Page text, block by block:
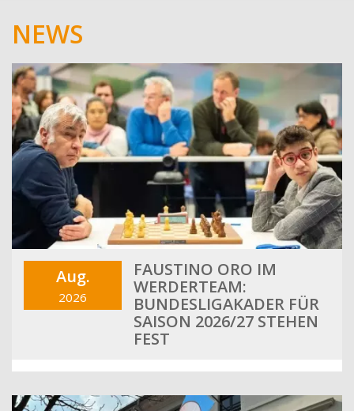
NEWS
Aug.
2026
FAUSTINO ORO IM
WERDERTEAM:
BUNDESLIGAKADER FÜR
SAISON 2026/27 STEHEN
FEST